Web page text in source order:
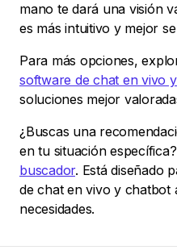
mano te dará una visión
es más intuitivo y mejor
Para más opciones,
software de chat en vivo
soluciones mejor
¿Buscas una
en tu situación
buscador. Está diseñado
de chat en vivo y chatbot
necesidades.